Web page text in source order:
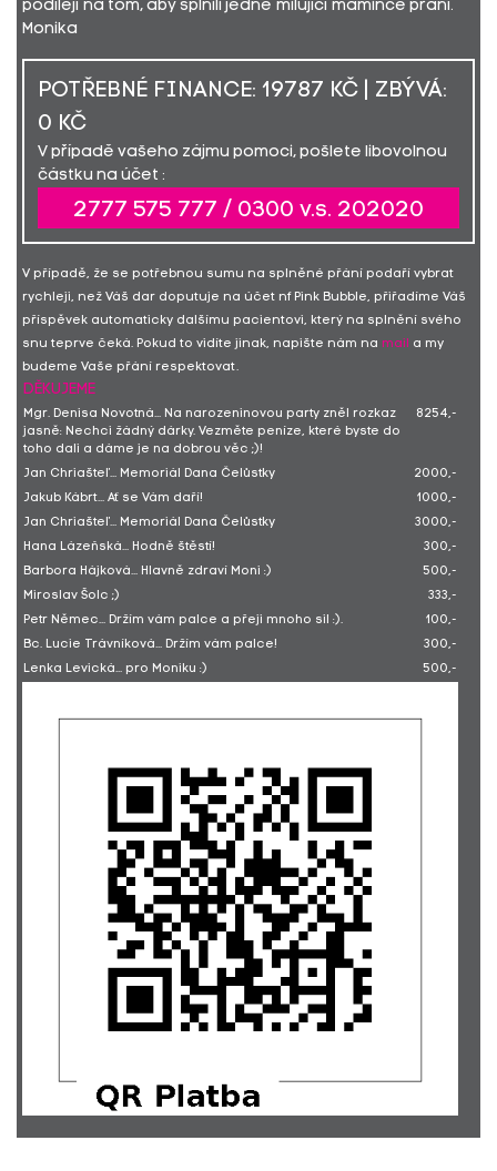
podílejí na tom, aby splnili jedné milující mamince přání.
Monika
POTŘEBNÉ FINANCE: 19787 KČ | ZBÝVÁ:
0 KČ
V případě vašeho zájmu pomoci, pošlete libovolnou
částku na účet :
2777 575 777 / 0300 v.s. 202020
V případě, že se potřebnou sumu na splněné přání podaří vybrat
rychleji, než Váš dar doputuje na účet nf Pink Bubble, přiřadíme Váš
příspěvek automaticky dalšímu pacientovi, který na splnění svého
snu teprve čeká. Pokud to vidíte jinak, napište nám na mail
a my
budeme Vaše přání respektovat.
DĚKUJEME
Mgr. Denisa Novotná... Na narozeninovou party zněl rozkaz
jasně: Nechci žádný dárky. Vezměte peníze, které byste do
toho dali a dáme je na dobrou věc ;)!
8254,-
Jan Chriašteľ... Memoriál Dana Čelůstky
2000,-
Jakub Kábrt... Ať se Vám daří!
1000,-
Jan Chriašteľ... Memoriál Dana Čelůstky
3000,-
Hana Lázeňská... Hodně štěstí!
300,-
Barbora Hájková... Hlavně zdraví Moni :)
500,-
Miroslav Šolc ;)
333,-
Petr Němec... Držím vám palce a přeji mnoho sil :).
100,-
Bc. Lucie Trávníková... Držím vám palce!
300,-
Lenka Levická... pro Moniku :)
500,-
Šárka Simonidesová
Alisa Kushnareva... Hodně lásky!
Lenka a Slávka Levická... Pro Moniku a jejího synka :)
Roman Kochánek